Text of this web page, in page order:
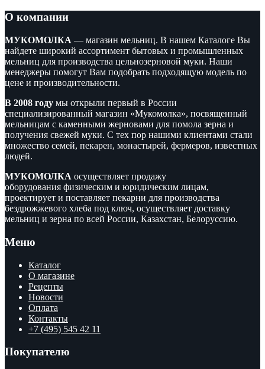
О компании
МУКОМОЛКА — магазин мельниц. В нашем Каталоге Вы
найдете широкий ассортимент бытовых и промышленных
мельниц для производства цельнозерновой муки. Наши
менеджеры помогут Вам подобрать подходящую модель по
цене и производительности.
В 2008 году мы открыли первый в России
специализированный магазин «Мукомолка», посвященный
мельницам с каменными жерновами для помола зерна и
получения свежей муки. С тех пор нашими клиентами стали
множество семей, пекарен, монастырей, фермеров, известных
людей.
МУКОМОЛКА осуществляет продажу
оборудования физическим и юридическим лицам,
проектирует и поставляет пекарни для производства
бездрожжевого хлеба под ключ, осуществляет доставку
мельниц и зерна по всей России, Казахстан, Белоруссию.
Меню
Каталог
О магазине
Рецепты
Новости
Оплата
Контакты
+7 (495) 545 42 11
Покупателю